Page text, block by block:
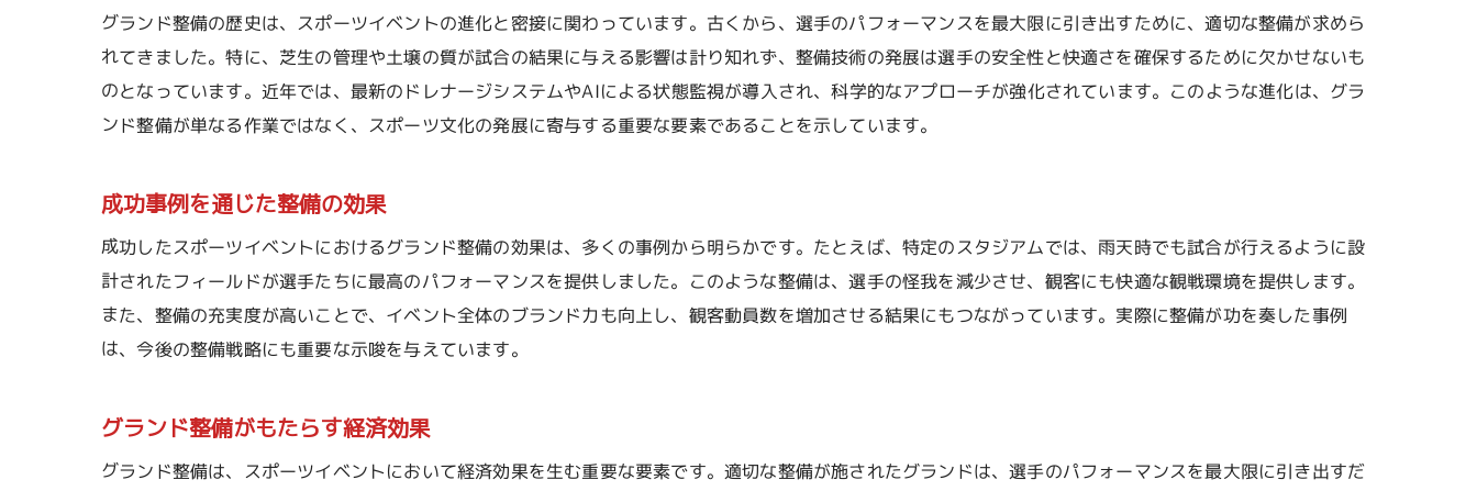
水はけと天候対応の重要性
整備における環境への配慮
選手の怪我防止に効果的な整備法
選手からのフィードバックを活かした整備
観客が楽しめる整備の工夫
快適な観戦を実現する設備
四季折々の演出と整備
ドローンによるフィールド監視と整備の効率化
グランド整備の歴史は、スポーツイベントの進化と密接に関わっています。古くから、選手のパフォーマンスを最大限に引き出すために、適切な整備が求めら
れてきました。特に、芝生の管理や土壌の質が試合の結果に与える影響は計り知れず、整備技術の発展は選手の安全性と快適さを確保するために欠かせないも
のとなっています。近年では、最新のドレナージシステムやAIによる状態監視が導入され、科学的なアプローチが強化されています。このような進化は、グラ
ンド整備が単なる作業ではなく、スポーツ文化の発展に寄与する重要な要素であることを示しています。
成功事例を通じた整備の効果
成功したスポーツイベントにおけるグランド整備の効果は、多くの事例から明らかです。たとえば、特定のスタジアムでは、雨天時でも試合が行えるように設
計されたフィールドが選手たちに最高のパフォーマンスを提供しました。このような整備は、選手の怪我を減少させ、観客にも快適な観戦環境を提供します。
また、整備の充実度が高いことで、イベント全体のブランド力も向上し、観客動員数を増加させる結果にもつながっています。実際に整備が功を奏した事例
は、今後の整備戦略にも重要な示唆を与えています。
グランド整備がもたらす経済効果
グランド整備は、スポーツイベントにおいて経済効果を生む重要な要素です。適切な整備が施されたグランドは、選手のパフォーマンスを最大限に引き出すだ